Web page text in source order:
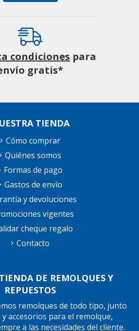
condiciones para
gratis*
DE REMOLQUES Y
REPUESTOS
remolques de todo tipo, junto
accesorios para el remolque,
a las necesidades del cliente.
TIENDA
Cómo comprar
Quiénes somos
Formas de pago
Gastos de envío
y devoluciones
vigentes
cheque regalo
Contacto